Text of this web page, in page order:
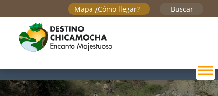
Buscar
Mapa ¿Cómo llegar?